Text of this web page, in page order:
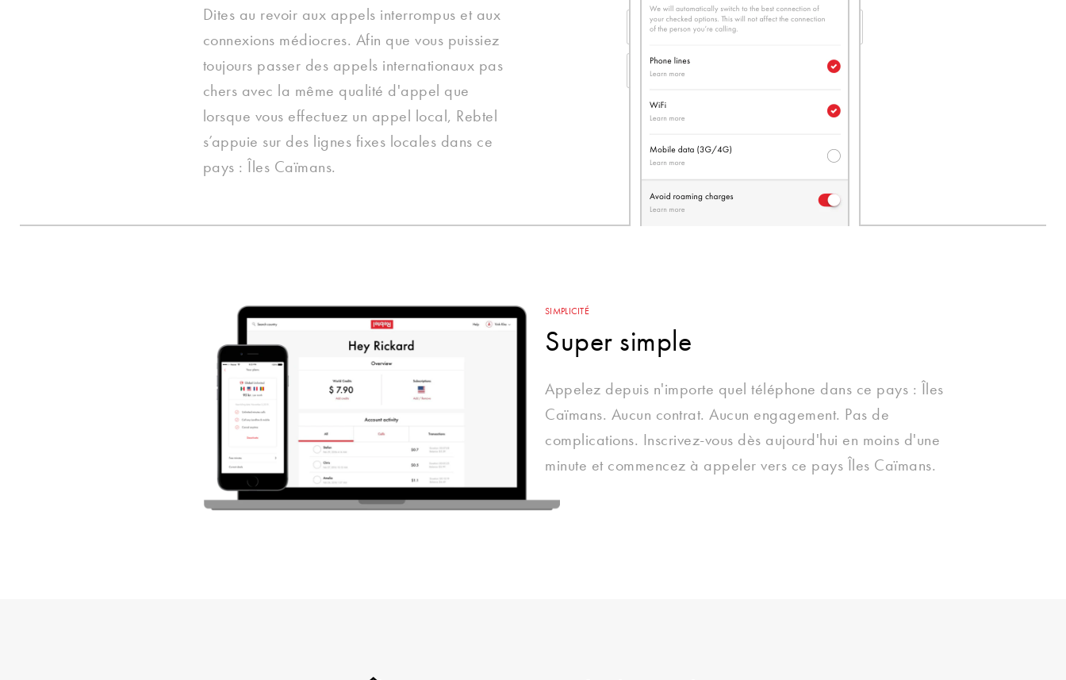
Dites au revoir aux appels interrompus et aux
connexions médiocres. Afin que vous puissiez
toujours passer des appels internationaux pas
chers avec la même qualité d'appel que
lorsque vous effectuez un appel local, Rebtel
s’appuie sur des lignes fixes locales dans ce
pays : Îles Caïmans.
SIMPLICITÉ
Super simple
Appelez depuis n'importe quel téléphone dans ce pays : Îles
Caïmans. Aucun contrat. Aucun engagement. Pas de
complications. Inscrivez-vous dès aujourd'hui en moins d'une
minute et commencez à appeler vers ce pays Îles Caïmans.